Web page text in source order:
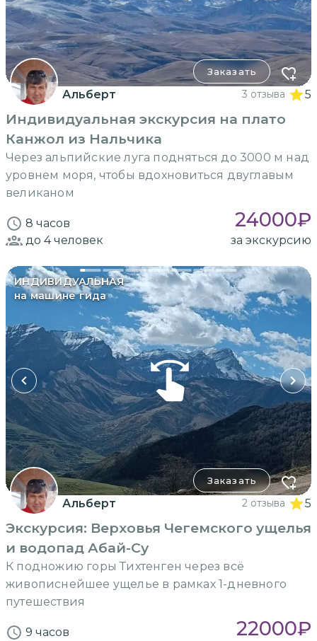
Заказать
Альберт 3 отзыва 5
Индивидуальная экскурсия на плато
Канжол из Нальчика
Через альпийские луга подняться до 3000 м над
уровнем моря, чтобы вдохновиться двуглавым
великаном
8 часов 24000₽
до 4человек за экскурсию
ИНДИВИДУАЛЬНАЯ
на машине гида
Заказать
Альберт 2 отзыва 5
Экскурсия: Верховья Чегемского ущелья
и водопад Абай-Су
К подножию горы Тихтенген через всё
живописнейшее ущелье в рамках 1-дневного
путешествия
9 часов 22000₽